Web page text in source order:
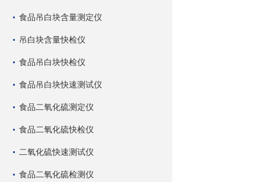
食品吊白块含量测定仪
吊白块含量快检仪
食品吊白块快检仪
食品吊白块快速测试仪
食品二氧化硫测定仪
食品二氧化硫快检仪
二氧化硫快速测试仪
食品二氧化硫检测仪